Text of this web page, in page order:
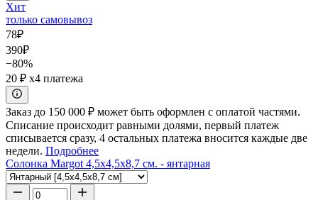
Хит
только самовывоз
78₽
390₽
−80%
20 ₽ x4 платежа
Заказ до 150 000 ₽ может быть оформлен с оплатой частями.
Списание происходит равными долями, первый платеж
списывается сразу, 4 остальных платежа вносится каждые две
недели. Подробнее
Солонка Margot 4,5x4,5x8,7 см. - янтарная